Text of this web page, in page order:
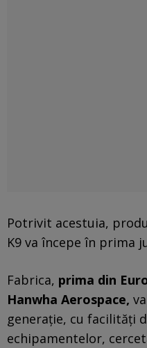
Potrivit acestuia,
K9 va începe în prima
Fabrica, prima din
Hanwha Aerospace,
generație, cu facilități
echipamentelor,